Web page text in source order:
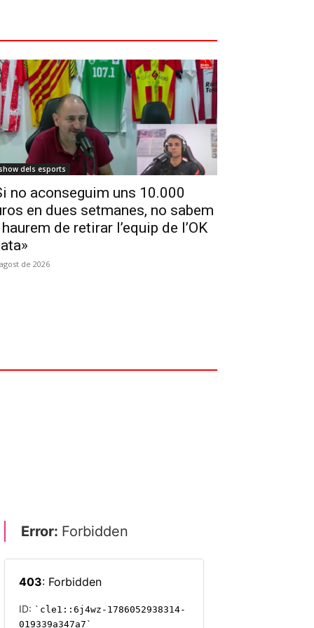
dels esports
no aconseguim uns 10.000
en dues setmanes, no sabem
de retirar l’equip de l’OK
de 2026